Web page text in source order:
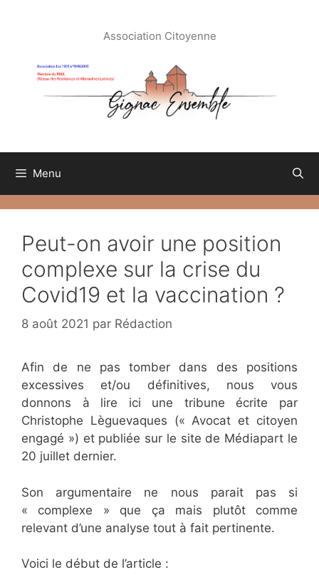
Association Citoyenne
Menu
Peut-on avoir une position
complexe sur la crise du
Covid19 et la vaccination ?
8 août 2021 par Rédaction
Afin de ne pas tomber dans des positions
excessives et/ou définitives, nous vous
donnons à lire ici une tribune écrite par
Christophe Lèguevaques (« Avocat et citoyen
engagé ») et publiée sur le site de Médiapart le
20 juillet dernier.
Son argumentaire ne nous parait pas si
« complexe » que ça mais plutôt comme
relevant d’une analyse tout à fait pertinente.
Voici le début de l’article :